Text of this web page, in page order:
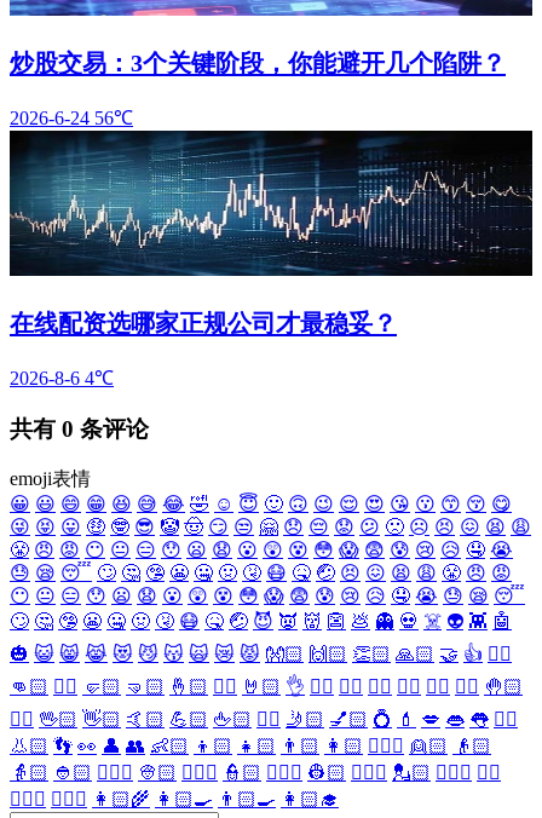
炒股交易：3个关键阶段，你能避开几个陷阱？
2026-6-24 56℃
在线配资选哪家正规公司才最稳妥？
2026-8-6 4℃
共有 0 条评论
emoji表情
😀 😃 😄 😁 😆 😅 😂 🤣 ☺️ 😇 🙂 🙃 😉 😌 😍 😘 😗 😙 😚 😋
😜 😝 😛 🤑 🤓 😎 🤡 🤠 😏 😒 🤗 😞 😔 😟 😕 🙁 ☹️ 😣 😖 😫 😩
😤 😠 😡 😶 😐 😑 😯 😦 😧 😮 😲 😵 😳 😱 😨 😰 😢 😥 🤤 😭
😓 😪 😴 🙄 🤔 🤥 😬 🤐 🤢 🤧 😷 🤒 🤕 😣 😖 😫 😩 😤 😠 😡
😶 😐 😑 😯 😦 😧 😮 😲 😵 😳 😱 😨 😰 😢 😥 🤤 😭 😓 😪 😴
🙄 🤔 🤥 😬 🤐 🤢 🤧 😷 🤒 🤕 😈 👿 👹 👺 💩 👻 💀 ☠️ 👽 👾 🤖
🎃 😺 😸 😹 😻 😼 😽 🙀 😿 😾 👐🏻 🙌🏻 👏🏻 🙏🏻 🤝 👍 👎🏻
👊🏻 ✊🏻 🤛🏻 🤜🏻 🤞🏻 ✌🏻 🤘🏻 👌 👈🏻 👉🏻 👆🏻 👇🏻 ☝🏻 ✋🏻 🤚🏻
🖐🏻 🖖🏻 👋🏻 🤙🏻 💪🏻 🖕🏻 ✍🏻 🤳🏻 💅🏻 💍 💄 💋 👄 👅 👂🏻
👃🏻 👣 👀 👤 👥 👶🏻 👦🏻 👧🏻 👨🏻 👩🏻 👱🏻‍♀️ 👱🏻
👴🏻
👵🏻 👲🏻 👳🏻‍♀️ 👳🏻 👮🏻‍♀️ 👮🏻 👷🏻‍♀️ 👷🏻 💂🏻‍♀️ 💂🏻 🕵🏻‍♀️ 🕵🏻
👩🏻‍⚕️ 👨🏻‍⚕️ 👩🏻‍🌾 👩🏻‍🍳 👨🏻‍🍳 👩🏻‍🎓